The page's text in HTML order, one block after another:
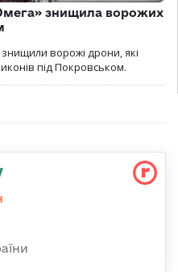
знищила ворожих
ворожі дрони, які
під Покровськом.